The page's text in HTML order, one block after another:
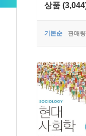
상품
기본순 판매